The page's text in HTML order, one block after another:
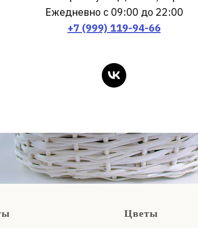
Ежедневно с 09:00 до 22:00
+7 (999) 119-94-66
Цветы